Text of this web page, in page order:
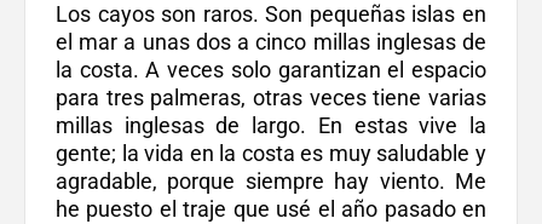
Los cayos son raros. Son pequeñas islas en
el mar a unas dos a cinco millas inglesas de
la costa. A veces solo garantizan el espacio
para tres palmeras, otras veces tiene varias
millas inglesas de largo. En estas vive la
gente; la vida en la costa es muy saludable y
agradable, porque siempre hay viento. Me
he puesto el traje que usé el año pasado en